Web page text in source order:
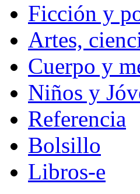
Ficción y
Artes,
Cuerpo y
Niños y
Referencia
Bolsillo
Libros-e